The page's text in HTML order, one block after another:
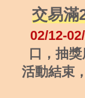
交易滿
02/12-
口，抽
活動結束